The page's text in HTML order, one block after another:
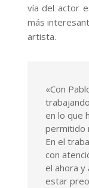
vía del actor
más
artista.
«Con
en lo que
permitido
En el
con
el ahora y
estar